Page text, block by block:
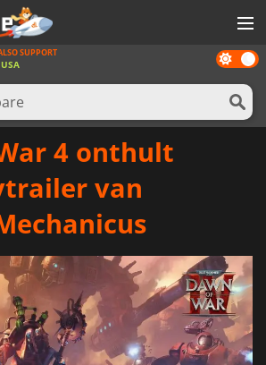
Dark
mode
SUPPORT
USA
4 onthult
van